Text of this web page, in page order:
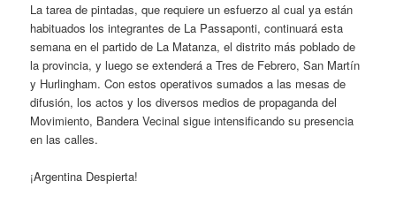
La tarea de pintadas, que requiere un esfuerzo al cual ya están
habituados los integrantes de La Passaponti, continuará esta
semana en el partido de La Matanza, el distrito más poblado de
la provincia, y luego se extenderá a Tres de Febrero, San Martín
y Hurlingham. Con estos operativos sumados a las mesas de
difusión, los actos y los diversos medios de propaganda del
Movimiento, Bandera Vecinal sigue intensificando su presencia
en las calles.
¡Argentina Despierta!